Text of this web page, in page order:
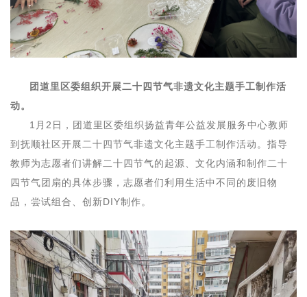
团道里区委组织开展二十四节气非遗文化主题手工制作活
动。
1月2日，团道里区委组织扬益青年公益发展服务中心教师
到抚顺社区开展二十四节气非遗文化主题手工制作活动。指导
教师为志愿者们讲解二十四节气的起源、文化内涵和制作二十
四节气团扇的具体步骤，志愿者们利用生活中不同的废旧物
品，尝试组合、创新DIY制作。